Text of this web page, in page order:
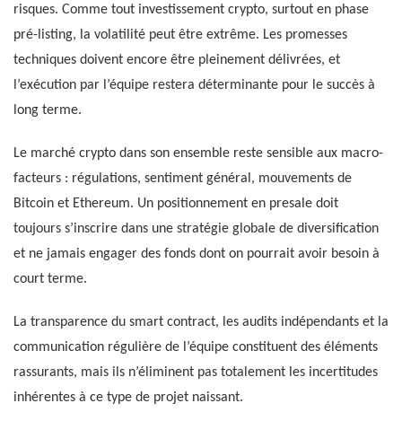
risques. Comme tout investissement crypto, surtout en phase
pré-listing, la volatilité peut être extrême. Les promesses
techniques doivent encore être pleinement délivrées, et
l’exécution par l’équipe restera déterminante pour le succès à
long terme.
Le marché crypto dans son ensemble reste sensible aux macro-
facteurs : régulations, sentiment général, mouvements de
Bitcoin et Ethereum. Un positionnement en presale doit
toujours s’inscrire dans une stratégie globale de diversification
et ne jamais engager des fonds dont on pourrait avoir besoin à
court terme.
La transparence du smart contract, les audits indépendants et la
communication régulière de l’équipe constituent des éléments
rassurants, mais ils n’éliminent pas totalement les incertitudes
inhérentes à ce type de projet naissant.